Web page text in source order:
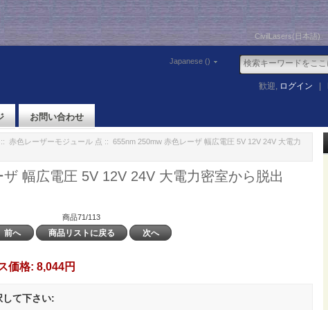
CivilLasers(日本語)
Japanese ()
歓迎, ログイン
お問い合わせ
:: 赤色レーザーモジュール 点 :: 655nm 250mw 赤色レーザ 幅広電圧 5V 12V 24V 大電力
幅広電圧 5V 12V 24V 大電力密室から脱出
商品71/113
前へ 商品リストに戻る 次へ
価格: 8,044円
して下さい: